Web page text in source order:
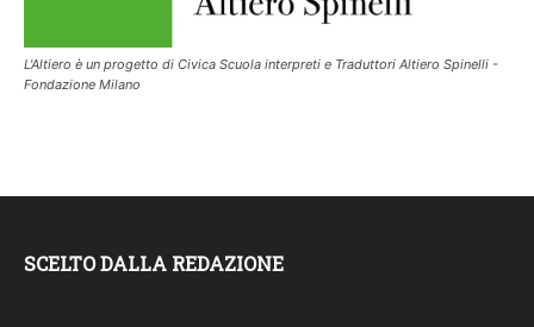
L'Altiero è un progetto di Civica Scuola interpreti e Traduttori Altiero Spinelli -
Fondazione Milano
SCELTO DALLA REDAZIONE